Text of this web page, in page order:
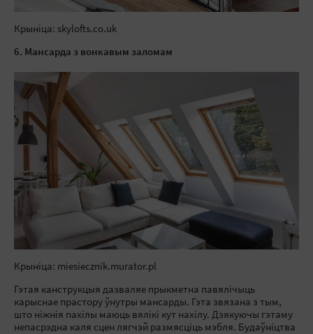
Крыніца: skylofts.co.uk
6. Мансарда з вонкавым заломам
Крыніца: miesiecznik.murator.pl
Гэтая канструкцыя дазваляе прыкметна павялічыць
карыснае прастору ўнутры мансарды. Гэта звязана з тым,
што ніжнія пахілы маюць вялікі кут нахілу. Дзякуючы гэтаму
непасрэдна каля сцен лягчэй размясціць мэбля. Будаўніцтва